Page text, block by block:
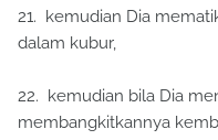
21. kemudian Dia
dalam kubur,
22. kemudian bila Dia
membangkitkannya